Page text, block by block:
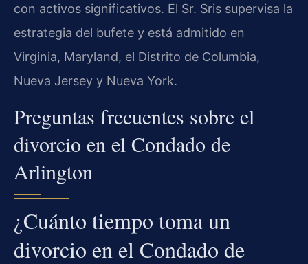
con activos significativos. El Sr. Sris supervisa la
estrategia del bufete y está admitido en
Virginia, Maryland, el Distrito de Columbia,
Nueva Jersey y Nueva York.
Preguntas frecuentes sobre el
divorcio en el Condado de
Arlington
¿Cuánto tiempo toma un
divorcio en el Condado de